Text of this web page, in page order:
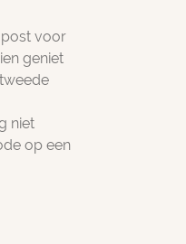
voor
geniet
niet
op een